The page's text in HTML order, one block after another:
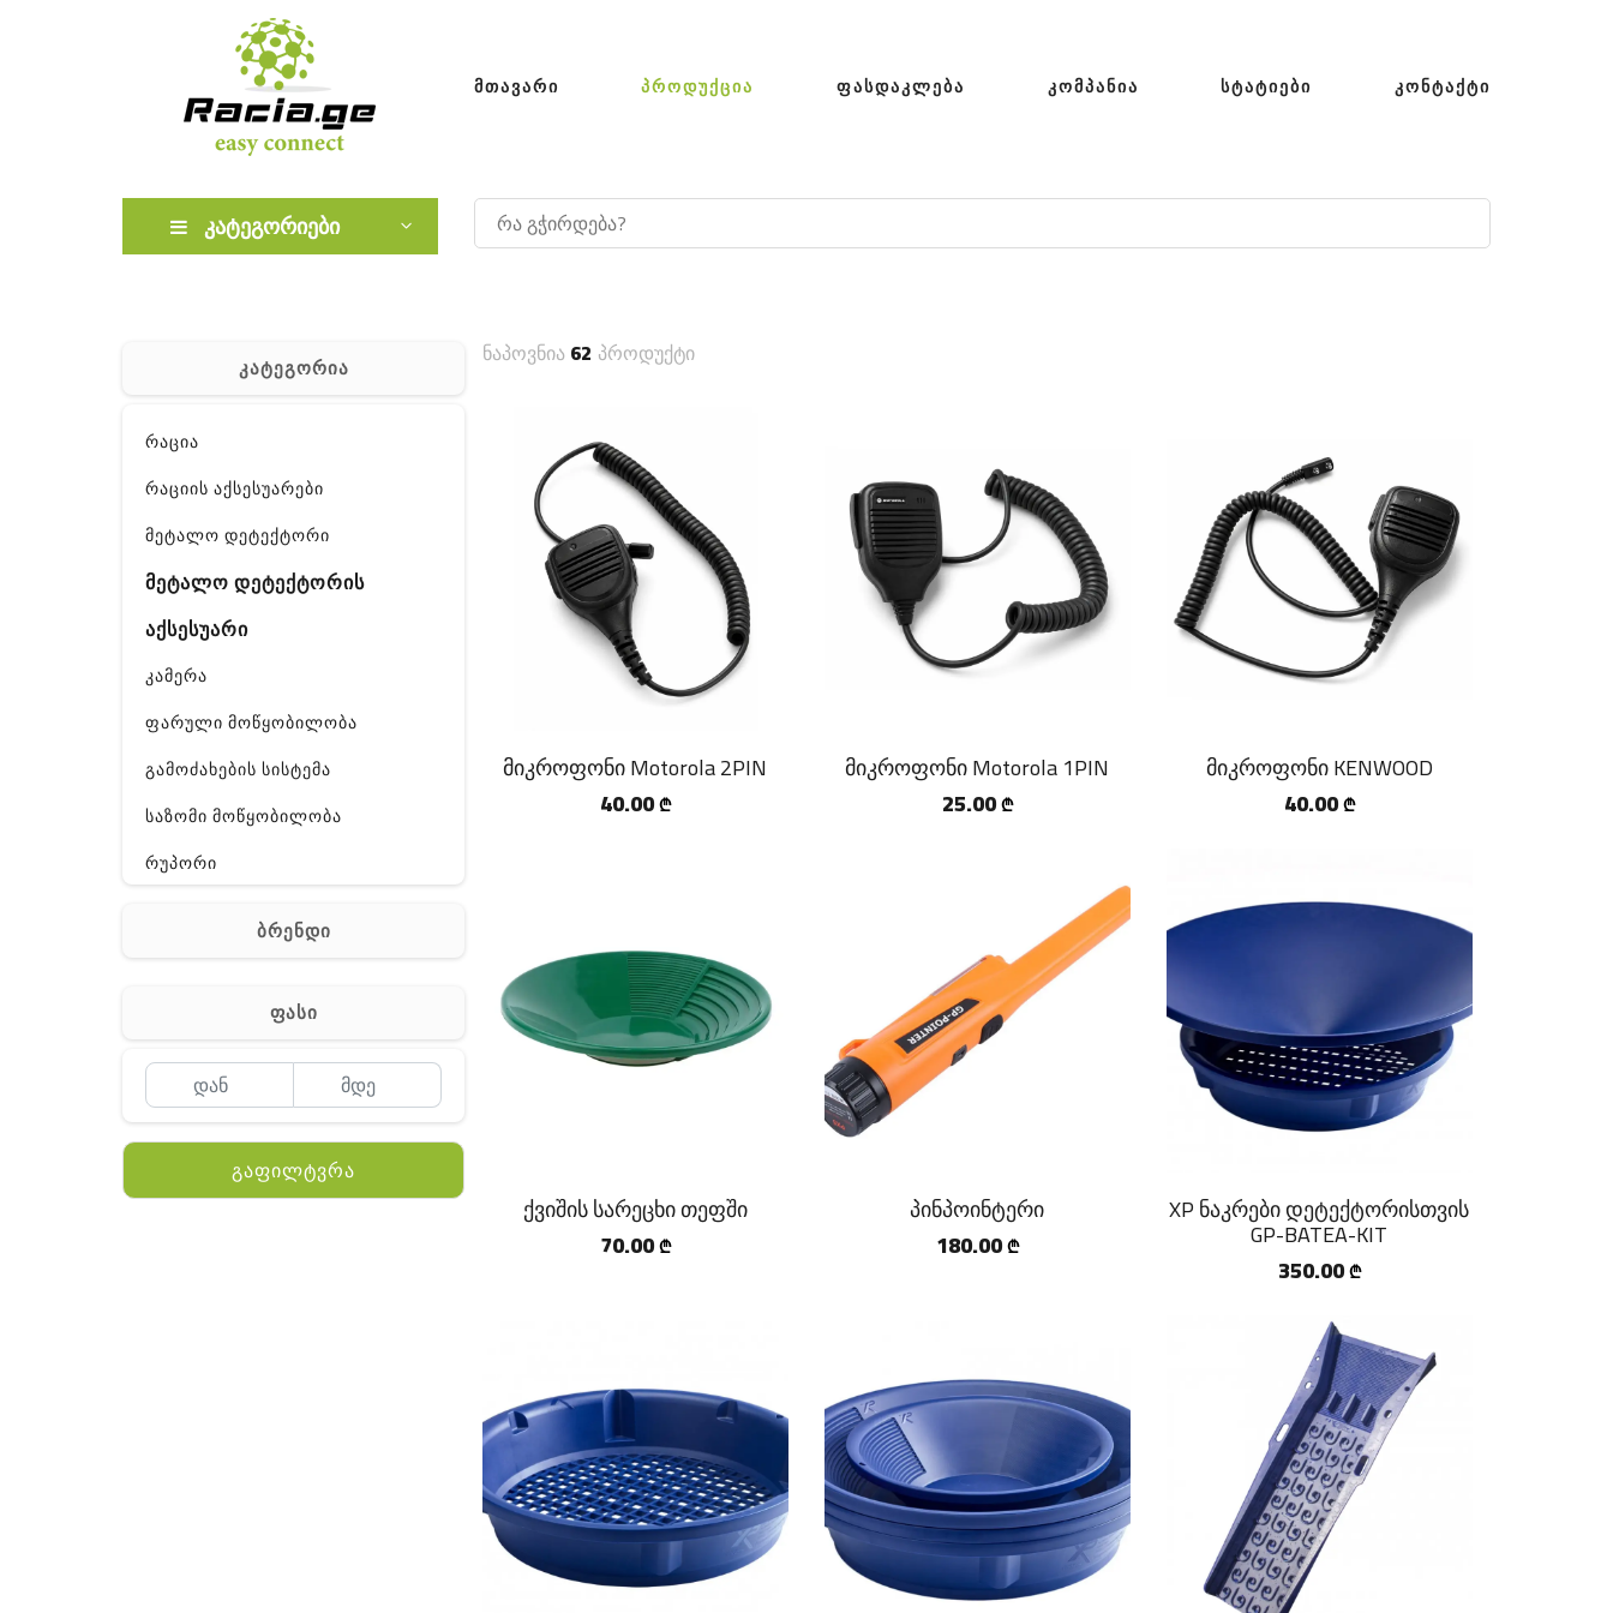
ᲛᲗᲐᲕᲐᲠᲘ ᲞᲠᲝᲓᲣᲥᲪᲘᲐ ᲤᲐᲡᲓᲐᲙᲚᲔᲑᲐ ᲙᲝᲛᲞᲐᲜᲘᲐ ᲡᲢᲐᲢᲘᲔᲑᲘ ᲙᲝᲜᲢᲐᲥᲢᲘ
კატეგორიები
კატეგორია
რაცია
რაციის აქსესუარები
მეტალო დეტექტორი
მეტალო დეტექტორის
აქსესუარი
კამერა
ფარული მოწყობილობა
გამოძახების სისტემა
საზომი მოწყობილობა
რუპორი
GPS
ჰაერის დამატენიანებელი
ელ. მოწყობილობები
მაგნიტი
სხვა
ბრენდი
ფასი
გაფილტვრა
ნაპოვნია62 პროდუქტი
მიკროფონი Motorola 2PIN
40.00 ₾
მიკროფონი Motorola 1PIN
25.00 ₾
მიკროფონი KENWOOD
40.00 ₾
ქვიშის სარეცხი თეფში
70.00 ₾
პინპოინტერი
180.00 ₾
XP ნაკრები დეტექტორისთვის
GP-BATEA-KIT
350.00 ₾